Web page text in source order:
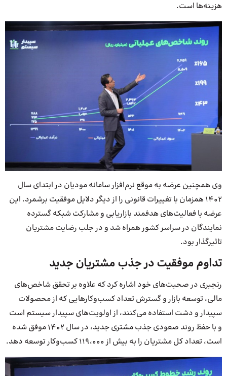
هزینه‌ها است.
وی همچنین عرضه به موقع نرم‌افزار سامانه مودیان در ابتدای سال
1402 همزمان با تغییرات قانونی را از دیگر دلایل موفقیت برشمرد. این
عرضه با فعالیت‌های هدفمند بازاریابی و مشارکت شبکه گسترده
نمایندگان در سراسر کشور همراه شد و در جلب رضایت مشتریان
تاثیرگذار بود.
تداوم موفقیت در جذب مشتریان جدید
رنجبری در صحبت‌های خود اشاره کرد که علاوه بر تحقق شاخص‌های
مالی، توسعه بازار و گسترش تعداد کسب‌وکارهایی که از محصولات
سپیدار و دشت استفاده می‌کنند، از اولویت‌های سپیدار سیستم است
و با حفظ روند صعودی جذب مشتری جدید، در سال 1402 موفق شده
است، تعداد کل مشتریان را به بیش از 119،000 کسب‌وکار توسعه دهد.